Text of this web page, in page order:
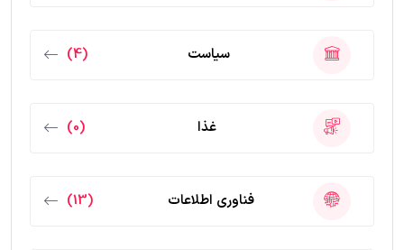
سیاست (4)
غذا (0)
فناوری اطلاعات (13)